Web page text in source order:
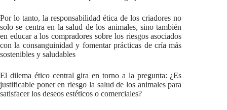
Por lo tanto, la responsabilidad ética de los criadores no
solo se centra en la salud de los animales, sino también
en educar a los compradores sobre los riesgos asociados
con la consanguinidad y fomentar prácticas de cría más
sostenibles y saludables
El dilema ético central gira en torno a la pregunta: ¿Es
justificable poner en riesgo la salud de los animales para
satisfacer los deseos estéticos o comerciales?